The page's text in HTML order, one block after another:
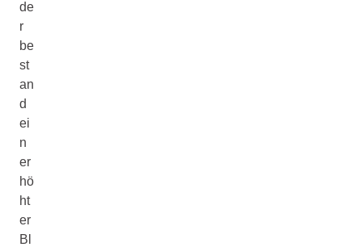
de
r
be
st
an
d
ei
n
er
hö
ht
er
Bl